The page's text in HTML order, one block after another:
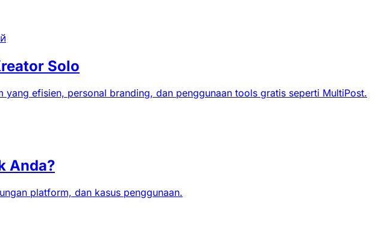
Solo
efisien, personal branding, dan penggunaan tools gratis seperti MultiPost.
Anda?
platform, dan kasus penggunaan.